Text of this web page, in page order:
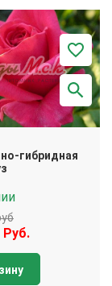
гибридная
Руб.